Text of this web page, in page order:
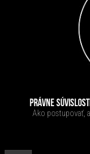
PRÁVNE
Ako postupovať,